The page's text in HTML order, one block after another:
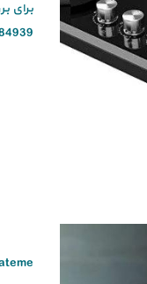
0684939 علت خرابی گاز داتیس در صورت بروز هرگونه